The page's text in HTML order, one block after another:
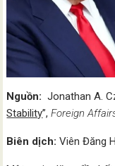
Nguồn: Jonathan A.
Stability”,Foreign
Biên dịch:Viên Đăng